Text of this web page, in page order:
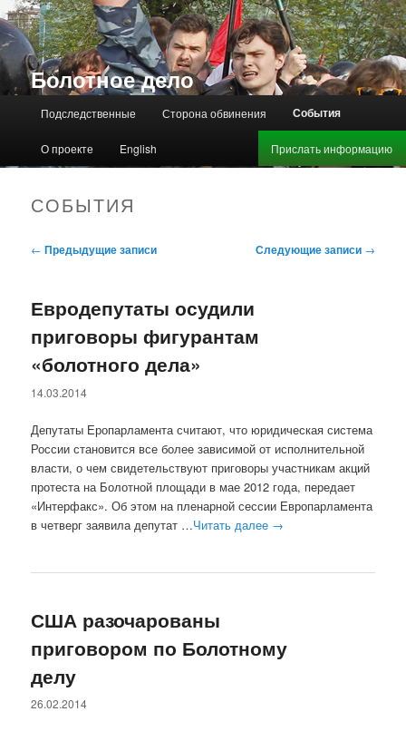
Болотное дело
Подследственные Сторона обвинения События
О проекте English Прислать информацию
СОБЫТИЯ
Навигация по записям
← Предыдущие записи Следующие записи →
Евродепутаты осудили
приговоры фигурантам
«болотного дела»
14.03.2014
Депутаты Еропарламента считают, что юридическая система
России становится все более зависимой от исполнительной
власти, о чем свидетельствуют приговоры участникам акций
протеста на Болотной площади в мае 2012 года, передает
«Интерфакс». Об этом на пленарной сессии Европарламента
в четверг заявила депутат …Читать далее →
США разочарованы
приговором по Болотному
делу
26.02.2014